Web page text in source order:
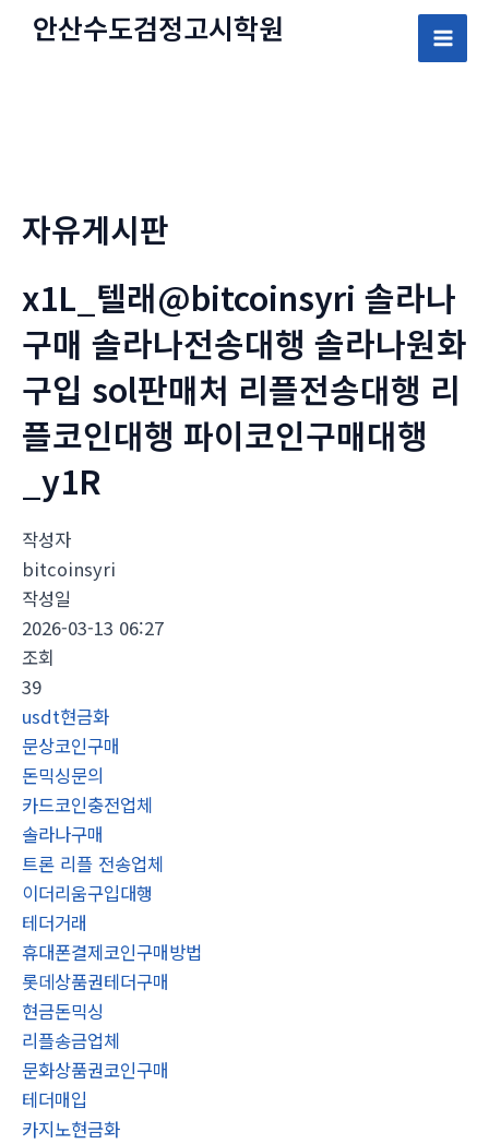
안산수도검정고시학원
Main
자유게시판
x1L_텔래@bitcoinsyri 솔라나
구매 솔라나전송대행 솔라나원화
구입 sol판매처 리플전송대행 리
플코인대행 파이코인구매대행
_y1R
작성자
bitcoinsyri
작성일
2026-03-13 06:27
조회
39
usdt현금화
문상코인구매
돈믹싱문의
카드코인충전업체
솔라나구매
트론 리플 전송업체
이더리움구입대행
테더거래
휴대폰결제코인구매방법
롯데상품권테더구매
현금돈믹싱
리플송금업체
문화상품권코인구매
테더매입
카지노현금화